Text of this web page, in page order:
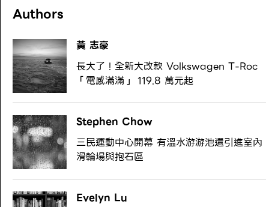
Authors
黃 志豪
長大了！全新大改款 Volkswagen T-Roc
「電感滿滿」 119.8 萬元起
Stephen Chow
三民運動中心開幕 有溫水游游池還引進室內
滑輪場與抱石區
Evelyn Lu